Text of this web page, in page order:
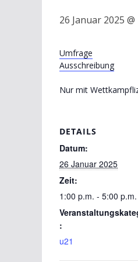
26 Januar 2025 @
Umfrage
Ausschreibung
Nur mit
DETAILS
Datum:
26 Januar 2025
Zeit:
1:00 p.m. - 5:00 p.m.
:
u21